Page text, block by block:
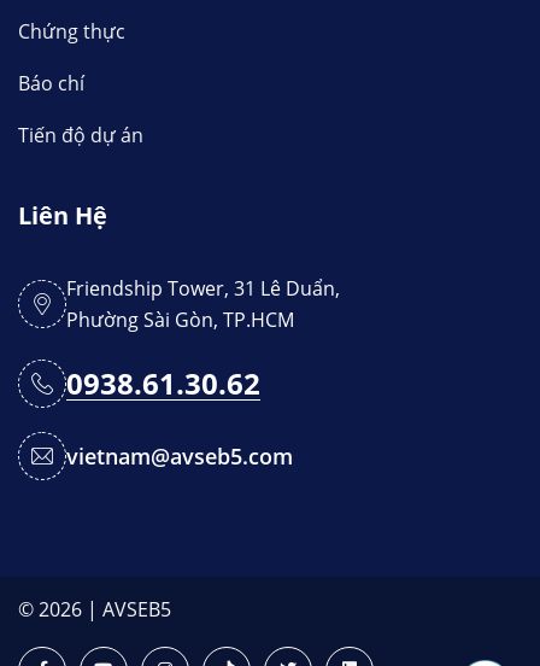
Chứng thực
Báo chí
Tiến độ dự án
Liên Hệ
Friendship Tower, 31 Lê Duẩn,
Phường Sài Gòn, TP.HCM
0938.61.30.62
vietnam@avseb5.com
© 2026 | AVSEB5